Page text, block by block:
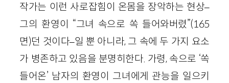
작가는 이런 사로잡힘이 온몸을 장악하는 현상–
그의 환영이 “그녀 속으로 쏙 들어와버렸”(165
면)던 것이다–일 뿐 아니라, 그 속에 두 가지 요소
가 병존하고 있음을 분명히한다. 가령, 속으로 ‘쏙
들어온’ 남자의 환영이 그녀에게 관능을 일으키